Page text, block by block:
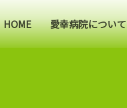
HOME 愛幸病院について